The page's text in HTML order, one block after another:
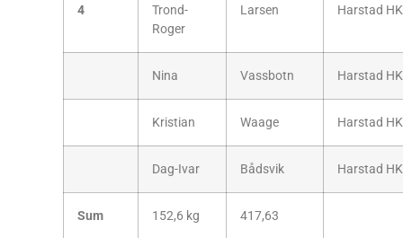
4
Trond-
Roger
Larsen Harstad HK
Nina Vassbotn Harstad HK
Kristian Waage Harstad HK
Dag-Ivar Bådsvik Harstad HK
Sum 152,6 kg 417,63